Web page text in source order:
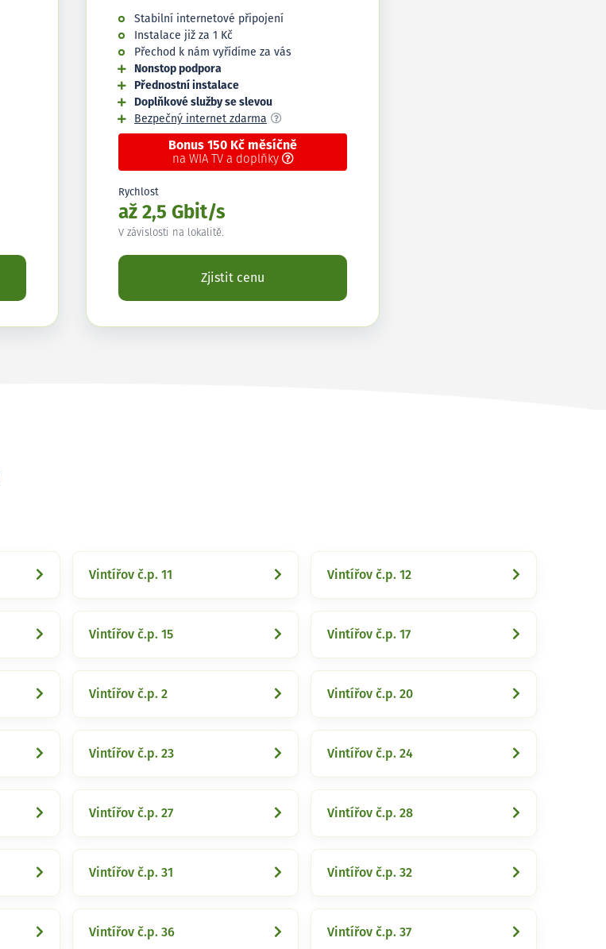
Stabilní internetové připojení
Instalace již za 1 Kč
Přechod k nám vyřídíme za vás
Nonstop podpora
Přednostní instalace
Doplňkové služby se slevou
Bezpečný internet zdarma
Bonus 150 Kč měsíčně
na WIA TV a doplňky
Rychlost
až 2,5 Gbit/s
V závislosti na lokalitě.
Zjistit cenu
Vintířov č.p. 11 Vintířov č.p. 12
Vintířov č.p. 15 Vintířov č.p. 17
Vintířov č.p. 2 Vintířov č.p. 20
Vintířov č.p. 23 Vintířov č.p. 24
Vintířov č.p. 27 Vintířov č.p. 28
Vintířov č.p. 31 Vintířov č.p. 32
Vintířov č.p. 36 Vintířov č.p. 37